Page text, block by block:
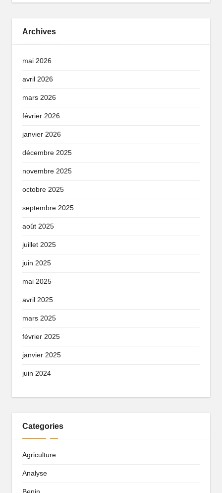
Archives
mai 2026
avril 2026
mars 2026
février 2026
janvier 2026
décembre 2025
novembre 2025
octobre 2025
septembre 2025
août 2025
juillet 2025
juin 2025
mai 2025
avril 2025
mars 2025
février 2025
janvier 2025
juin 2024
Categories
Agriculture
Analyse